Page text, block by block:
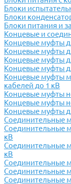
Блоки
Блоки
Блоки питания и
Концевые и
Концевые муфты
Концевые муфты
Концевые муфты
Концевые муфты
Концевые муфты
кабелей до 1 кВ
Концевые муфты
Концевые муфты
Концевые муфты
Соединительные
Соединительные
кВ
Соединительные
кВ
Соединительные
Соединительные
Соединительные